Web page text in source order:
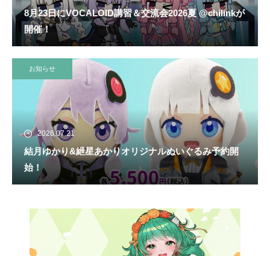
8月23日にVOCALOID講習＆交流会2026夏 @chilinkが
開催！
お知らせ
2026.07.21
結月ゆかり&紲星あかりオリジナルぬいぐるみ予約開
始！